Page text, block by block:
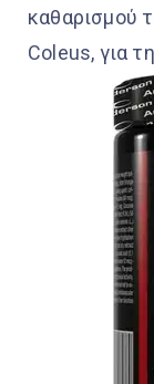
καθαρισμού
Coleus, για